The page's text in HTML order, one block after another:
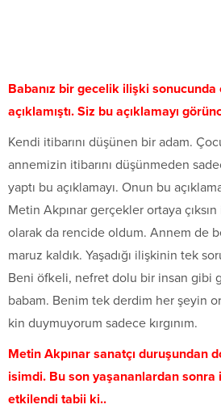
Babanız bir gecelik ilişki sonucunda
açıklamıştı. Siz bu açıklamayı
Kendi itibarını düşünen bir adam.
annemizin itibarını düşünmeden
yaptı bu açıklamayı. Onun bu
Metin Akpınar gerçekler ortaya
olarak da rencide oldum. Annem de
maruz kaldık. Yaşadığı ilişkinin tek
Beni öfkeli, nefret dolu bir insan gibi
babam. Benim tek derdim her şeyin
kin duymuyorum sadece kırgınım.
Metin Akpınar sanatçı duruşundan
isimdi. Bu son yaşananlardan sonra
etkilendi tabii ki..